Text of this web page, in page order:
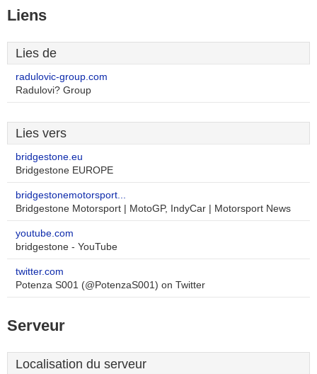
Liens
Lies de
radulovic-group.com
Radulovi? Group
Lies vers
bridgestone.eu
Bridgestone EUROPE
bridgestonemotorsport...
Bridgestone Motorsport | MotoGP, IndyCar | Motorsport News
youtube.com
bridgestone - YouTube
twitter.com
Potenza S001 (@PotenzaS001) on Twitter
Serveur
Localisation du serveur